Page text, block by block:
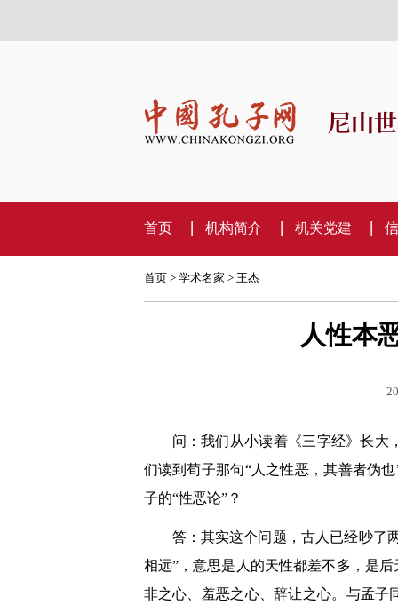
尼山
首页 机构简介 机关党建
首页> 学术名家 > 王杰
人性本
问：我们从小读着《三字经》长大
们读到荀子那句“人之性恶，其善者伪
子的“性恶论”？
答：其实这个问题，古人已经吵了
相远”，意思是人的天性都差不多，是
非之心、羞恶之心、辞让之心。与孟子